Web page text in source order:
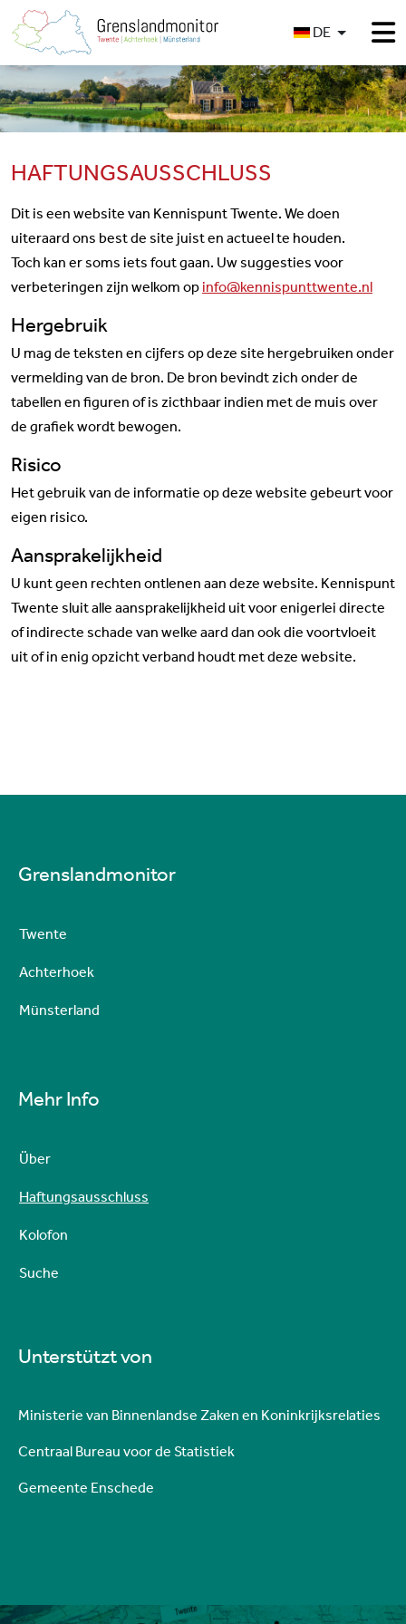
Sprache auswählen
DE
HAFTUNGSAUSSCHLUSS
Dit is een website van Kennispunt Twente. We doen
uiteraard ons best de site juist en actueel te houden.
Toch kan er soms iets fout gaan. Uw suggesties voor
verbeteringen zijn welkom op info@kennispunttwente.nl
Hergebruik
U mag de teksten en cijfers op deze site hergebruiken onder
vermelding van de bron. De bron bevindt zich onder de
tabellen en figuren of is zicthbaar indien met de muis over
de grafiek wordt bewogen.
Risico
Het gebruik van de informatie op deze website gebeurt voor
eigen risico.
Aansprakelijkheid
U kunt geen rechten ontlenen aan deze website. Kennispunt
Twente sluit alle aansprakelijkheid uit voor enigerlei directe
of indirecte schade van welke aard dan ook die voortvloeit
uit of in enig opzicht verband houdt met deze website.
Grenslandmonitor
Twente
Achterhoek
Münsterland
Mehr Info
Über
Haftungsausschluss
Kolofon
Suche
Unterstützt von
Ministerie van Binnenlandse Zaken en Koninkrijksrelaties
Centraal Bureau voor de Statistiek
Gemeente Enschede